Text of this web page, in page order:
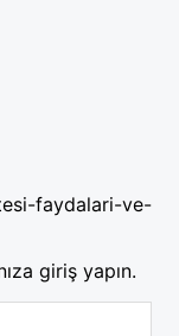
faydalari-ve-
giriş yapın.